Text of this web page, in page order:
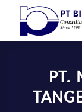
content
PT.